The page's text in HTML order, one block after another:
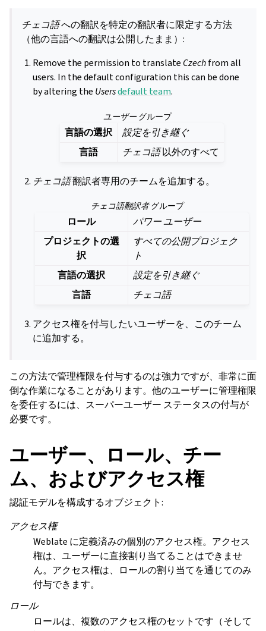
チェコ語への翻訳を特定の翻訳者に限定する方法
（他の言語への翻訳は公開したまま）:
Remove the permission to translate Czechfrom all
users. In the default configuration this can be done
by altering the Usersdefault team.
ユーザーグループ
言語の選択
設定を引き継ぐ
言語
チェコ語以外のすべて
チェコ語翻訳者専用のチームを追加する。
チェコ語翻訳者グループ
ロール
パワー ユーザー
プロジェクトの選
択
すべての公開プロジェク
ト
言語の選択
設定を引き継ぐ
言語
チェコ語
アクセス権を付与したいユーザーを、このチーム
に追加する。
この方法で管理権限を付与するのは強力ですが、非常に面
倒な作業になることがあります。他のユーザーに管理権限
を委任するには、スーパーユーザー ステータスの付与が
必要です。
ユーザー、ロール、チー
ム、およびアクセス権
認証モデルを構成するオブジェクト:
アクセス権
Weblate に定義済みの個別のアクセス権。アクセス
権は、ユーザーに直接割り当てることはできませ
ん。アクセス権は、ロールの割り当てを通じてのみ
付与できます。
ロール
ロールは、複数のアクセス権のセットです（そして